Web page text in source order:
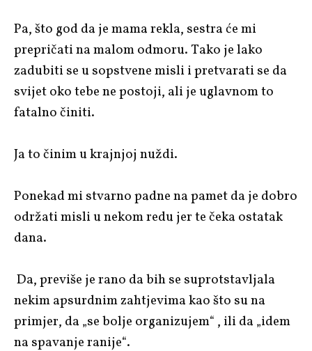
Pa, što god da je mama rekla, sestra će mi
prepričati na malom odmoru. Tako je lako
zadubiti se u sopstvene misli i pretvarati se da
svijet oko tebe ne postoji, ali je uglavnom to
fatalno činiti.
Ja to činim u krajnjoj nuždi.
Ponekad mi stvarno padne na pamet da je dobro
održati misli u nekom redu jer te čeka ostatak
dana.
Da, previše je rano da bih se suprotstavljala
nekim apsurdnim zahtjevima kao što su na
primjer, da „se bolje organizujem“ , ili da „idem
na spavanje ranije“.